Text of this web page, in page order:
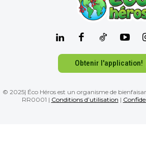
Obtenir l'application!
© 2025| Éco Héros est un organisme de
RR0001 | Conditions d’utilisation |